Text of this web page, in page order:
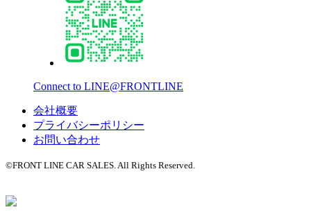
Connect to LINE@FRONTLINE
会社概要
プライバシーポリシー
お問い合わせ
©FRONT LINE CAR SALES. All Rights Reserved.